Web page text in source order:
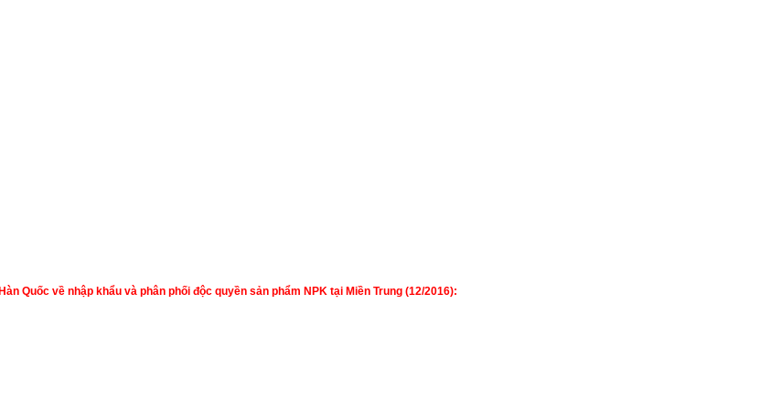
Quốc về nhập khẩu và phân phối độc quyền sản phẩm NPK tại Miền Trung (12/2016):